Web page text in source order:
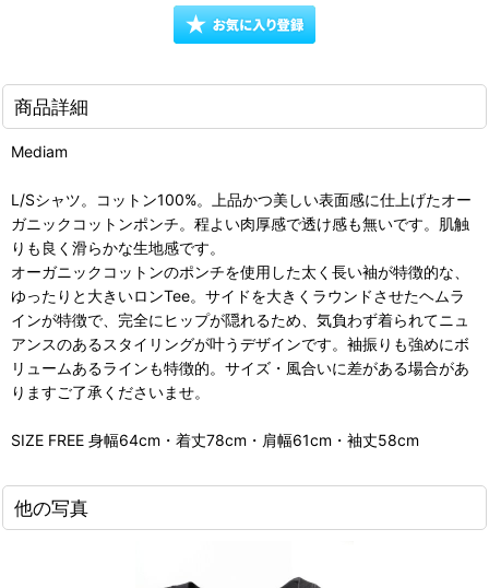
商品詳細
Mediam
L/Sシャツ。コットン100%。上品かつ美しい表面感に仕上げたオー
ガニックコットンポンチ。程よい肉厚感で透け感も無いです。肌触
りも良く滑らかな生地感です。
オーガニックコットンのポンチを使用した太く長い袖が特徴的な、
ゆったりと大きいロンTee。サイドを大きくラウンドさせたヘムラ
インが特徴で、完全にヒップが隠れるため、気負わず着られてニュ
アンスのあるスタイリングが叶うデザインです。袖振りも強めにボ
リュームあるラインも特徴的。サイズ・風合いに差がある場合があ
りますご了承くださいませ。
SIZE FREE 身幅64cm・着丈78cm・肩幅61cm・袖丈58cm
他の写真